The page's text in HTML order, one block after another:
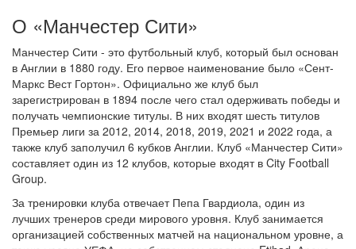
О «Манчестер Сити»
Манчестер Сити - это футбольный клуб, который был основан
в Англии в 1880 году. Его первое наименование было «Сент-
Маркс Вест Гортон». Официально же клуб был
зарегистрирован в 1894 после чего стал одерживать победы и
получать чемпионские титулы. В них входят шесть титулов
Премьер лиги за 2012, 2014, 2018, 2019, 2021 и 2022 года, а
также клуб заполучил 6 кубков Англии. Клуб «Манчестер Сити»
составляет один из 12 клубов, которые входят в City Football
Group.
За тренировки клуба отвечает Пепа Гвардиола, один из
лучших тренеров среди мирового уровня. Клуб занимается
организацией собственных матчей на национальном уровне, а